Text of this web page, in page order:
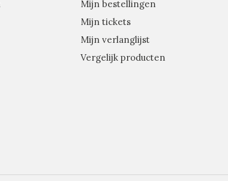
Mijn bestellingen
Mijn tickets
Mijn verlanglijst
Vergelijk producten